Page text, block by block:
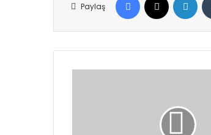
Paylaş